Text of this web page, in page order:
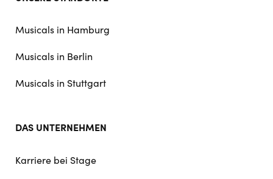
doormat
Musicals in Hamburg
Musicals in Berlin
Musicals in Stuttgart
DAS UNTERNEHMEN
Karriere bei Stage